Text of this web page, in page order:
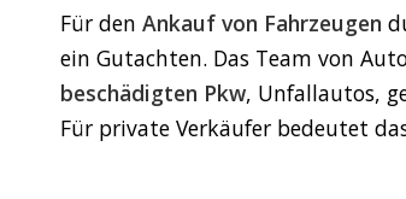
Für den Ankauf von Fahrzeugen
ein Gutachten. Das Team von
beschädigten Pkw, Unfallautos,
Für private Verkäufer bedeutet